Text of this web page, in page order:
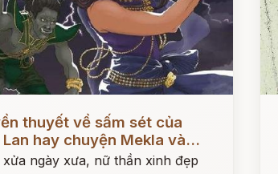
thuyết về sấm sét của
hay chuyện Mekla và...
xửa ngày xưa, nữ thần xinh đẹp